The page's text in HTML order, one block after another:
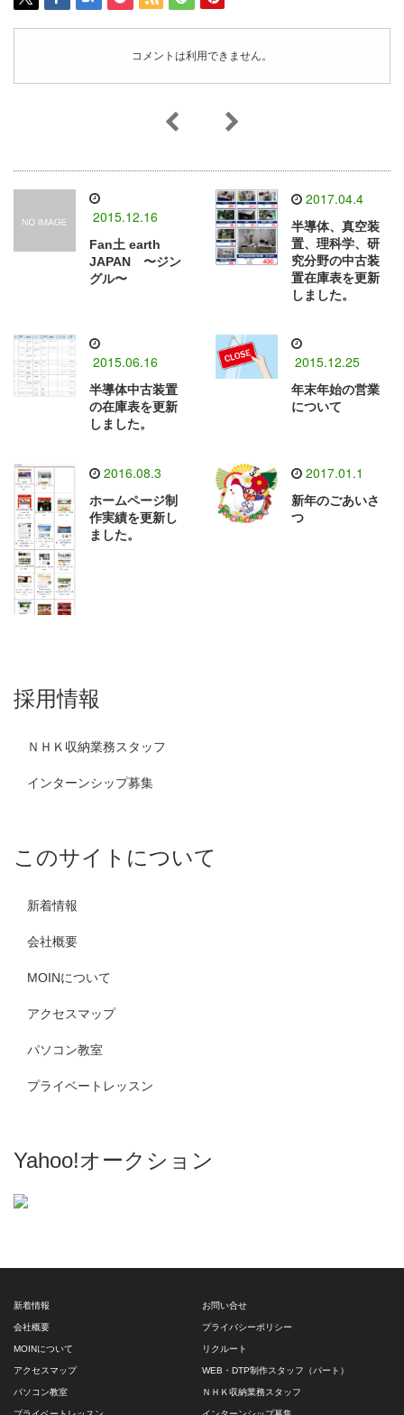
コメントは利用できません。
2015.12.16
Fan土 earth
JAPAN 〜ジン
グル〜
2017.04.4
半導体、真空装
置、理科学、研
究分野の中古装
置在庫表を更新
しました。
2015.06.16
半導体中古装置
の在庫表を更新
しました。
2015.12.25
年末年始の営業
について
2016.08.3
ホームページ制
作実績を更新し
ました。
2017.01.1
新年のごあいさ
つ
採用情報
ＮＨＫ収納業務スタッフ
インターンシップ募集
このサイトについて
新着情報
会社概要
MOINについて
アクセスマップ
パソコン教室
プライベートレッスン
Yahoo!オークション
新着情報
会社概要
MOINについて
アクセスマップ
パソコン教室
お問い合せ
プライバシーポリシー
リクルート
WEB・DTP制作スタッフ（パート）
ＮＨＫ収納業務スタッフ